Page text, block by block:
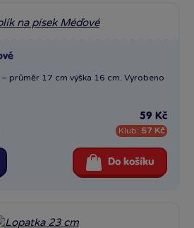
průměr 17 cm výška 16 cm. Vyrobeno
59 Kč
Klub: 57 Kč
Do košíku